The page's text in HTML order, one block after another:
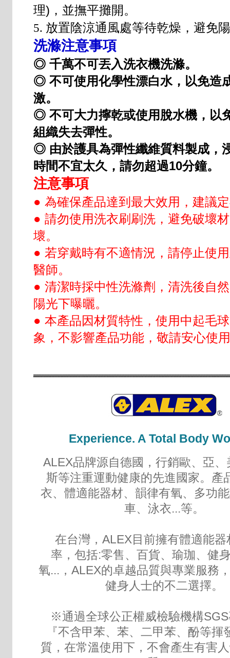
理)，並撫平攤開。
5. 放置陰涼通風處等待乾燥，避免
洗滌注意事項
◎ 千萬不可丟入洗衣機洗滌。
◎ 不可使用化學性漂白水，以免造
激。
◎ 不可大力擰乾或使用脫水機，以
組織失去彈性。
◎ 由於護具為彈性纖維質料製成，
時間不宜太久，請勿超過10分鐘。
注意事項
● 為確保產品達到最大效用，建議
● 請勿使用洗衣刷刷洗，避免破壞
壞。
● 若穿戴時有不適情況，請停止使
醫師。
● 清潔時採中性洗滌劑，清洗後自
陽光下曝曬。
● 本產品因材質特性，使用中起毛
象，不影響產品功能，敬請安心使
Experience. A Total Body
ALEX品牌源自德國，行銷歐、亞
斯等注重運動健康的先進國家。產
衣、體適能器材、韻律有氧、多功
車、泳衣...等。
在台灣，ALEX目前擁有體適能器
率，包括:零售、百貨、瑜珈、健
氧...，ALEX的卓越品質與專業服務
健身人士的不二選擇。
※通過全球公正權威檢驗機構
『不含甲苯、苯、二甲苯、酚等揮
質，在常溫使用下，不會產生有害